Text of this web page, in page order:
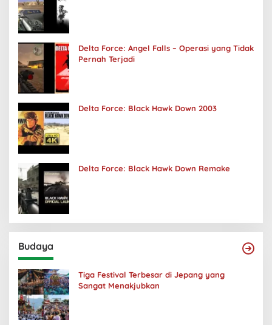
Delta Force: Angel Falls – Operasi yang Tidak
Pernah Terjadi
Delta Force: Black Hawk Down 2003
Delta Force: Black Hawk Down Remake
Budaya
Tiga Festival Terbesar di Jepang yang
Sangat Menakjubkan